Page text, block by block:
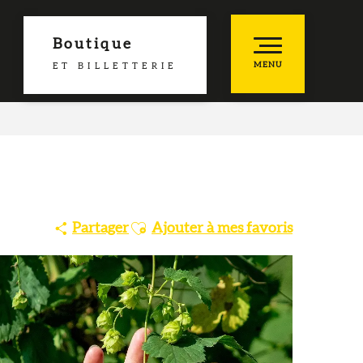
Boutique
ET BILLETTERIE MENU
PartagerAjouter aux favoris
Ajouter à mes favoris